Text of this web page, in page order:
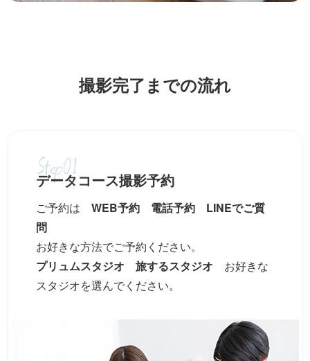
撮影完了までの流れ
Step01
データコース撮影予約
ご予約は WEB予約 電話予約 LINEでご質
問
お好きな方法でご予約ください。
プリュムスタジオ 旅するスタジオ お好きな
スタジオを選んでください。